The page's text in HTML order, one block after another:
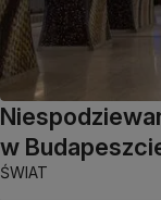
w
ŚWIAT